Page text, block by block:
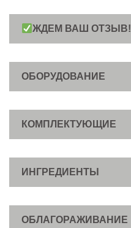
ЖДЕМ ВАШ ОТЗЫВ!
ОБОРУДОВАНИЕ
КОМПЛЕКТУЮЩИЕ
ИНГРЕДИЕНТЫ
ОБЛАГОРАЖИВАНИЕ